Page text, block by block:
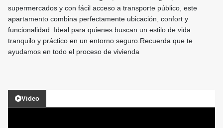
supermercados y con fácil acceso a transporte público, este
apartamento combina perfectamente ubicación, confort y
funcionalidad. Ideal para quienes buscan un estilo de vida
tranquilo y práctico en un entorno seguro.Recuerda que te
ayudamos en todo el proceso de vivienda
Video